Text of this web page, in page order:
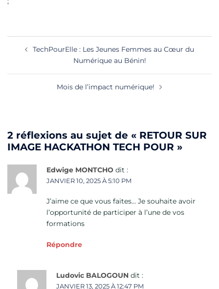
d’article
TechPourElle : Les Jeunes Femmes au Cœur du
Numérique au Bénin!
Mois de l’impact numérique!
2 réflexions au sujet de « RETOUR SUR
IMAGE HACKATHON TECH POUR »
Edwige MONTCHO dit :
JANVIER 10, 2025 À 5:10 PM
J’aime ce que vous faites… Je souhaite avoir
l’opportunité de participer à l’une de vos
formations
Répondre
Ludovic BALOGOUN dit :
JANVIER 13, 2025 À 12:47 PM